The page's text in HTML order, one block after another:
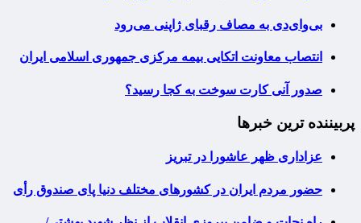
بی‌وای‌دی به مصاف رقبای ژاپنی می‌رود
انتصاب معاونت اتکایی بیمه مرکزی جمهوری اسلامی ایران
صدور آنی کارت سوخت به کجا رسید؟
پربیننده ترین خبرها
عزاداری ظهر عاشورا در تبریز
حضور مردم ایران در کشورهای مختلف دنیا پای صندوق رأی